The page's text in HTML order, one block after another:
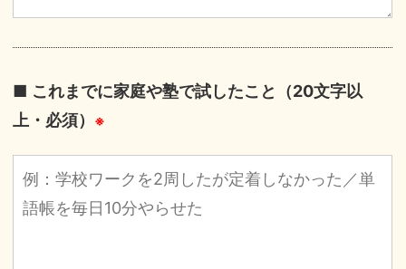
■ これまでに家庭や塾で試したこと（20文字以
上・必須）
※